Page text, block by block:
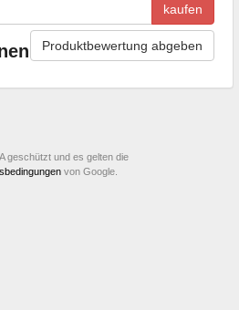
kaufen
Produktbewertung abgeben
geschützt und es gelten die
von Google.